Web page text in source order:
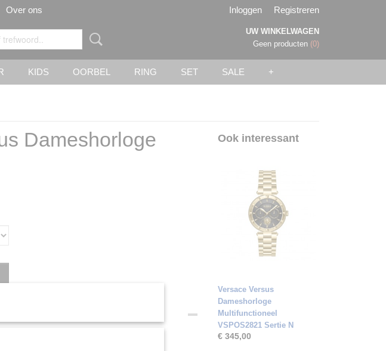
Over ons Inloggen Registreren
UW WINKELWAGEN
Geen producten (0)
KIDS OORBEL RING SET SALE +
Dameshorloge
Ook interessant
Versace Versus
Dameshorloge
Multifunctioneel
VSPOS2821 Sertie N
€ 345,00